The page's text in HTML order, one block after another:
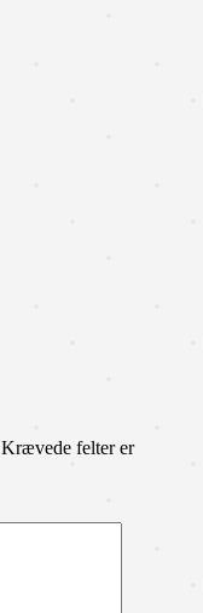
Krævede felter er